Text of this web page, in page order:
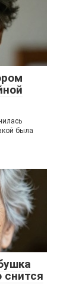
была